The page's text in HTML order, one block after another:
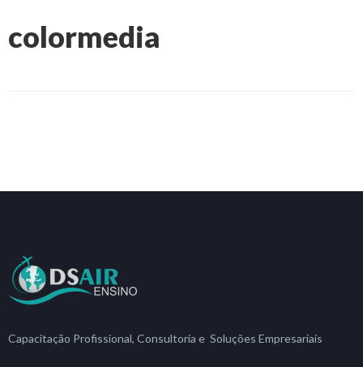
colormedia
Capacitação Profissional, Consultoria e Soluções Empresariais